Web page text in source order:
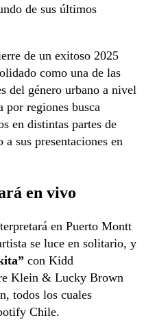
de sus últimos
de un exitoso 2025
como una de las
del género urbano a nivel
regiones busca
en distintas partes de
sus presentaciones en
en vivo
en Puerto Montt
se luce en solitario, y
con Kidd
Klein & Lucky Brown
todos los cuales
Chile.